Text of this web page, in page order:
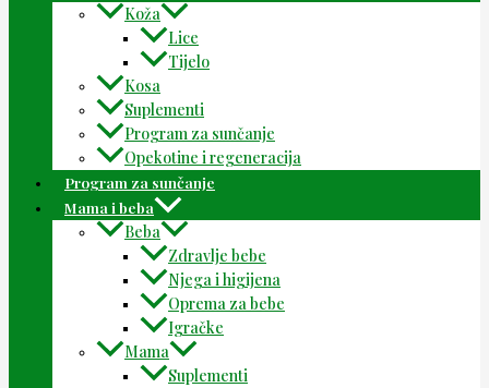
Koža
Lice
Tijelo
Kosa
Suplementi
Program za sunčanje
Opekotine i regeneracija
Program za sunčanje
Mama i beba
Beba
Zdravlje bebe
Njega i higijena
Oprema za bebe
Igračke
Mama
Suplementi